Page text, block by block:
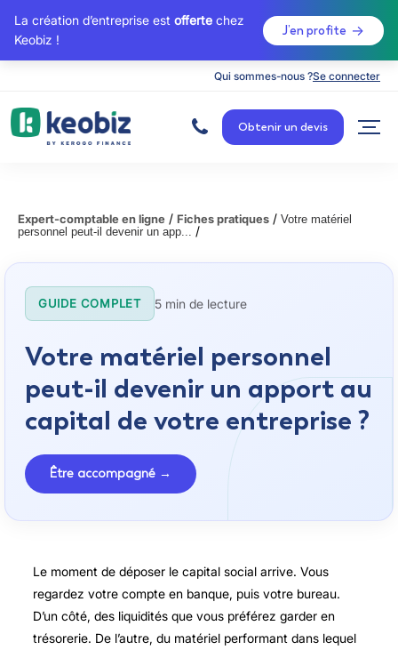
La création d’entreprise est offerte chez
Keobiz !
J’en profite
Qui sommes-nous ?Se connecter
c
c
u
Obtenir un devis
Expert-comptable en ligne / Fiches pratiques / Votre matériel
personnel peut-il devenir un app... /
GUIDE COMPLET 5 min de lecture
Votre matériel personnel
peut-il devenir un apport au
capital de votre entreprise ?
Être accompagné →
Le moment de déposer le capital social arrive. Vous
regardez votre compte en banque, puis votre bureau.
D’un côté, des liquidités que vous préférez garder en
trésorerie. De l’autre, du matériel performant dans lequel